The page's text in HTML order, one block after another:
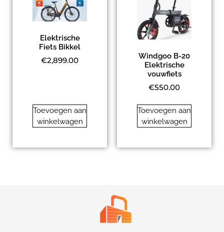
Elektrische
Fiets Bikkel
€2,899.00
Toevoegen aan
winkelwagen
Windgoo B-20
Elektrische
vouwfiets
€550.00
Toevoegen aan
winkelwagen